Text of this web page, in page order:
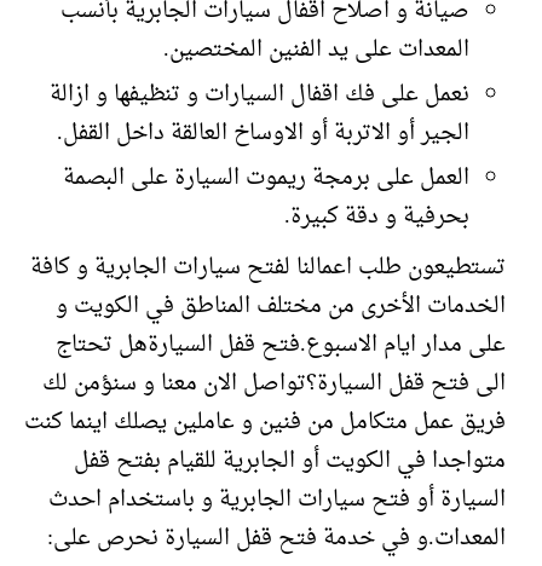
صيانة و اصلاح اقفال سيارات الجابرية بأنسب
المعدات على يد الفنين المختصين.
نعمل على فك اقفال السيارات و تنظيفها و ازالة
الجير أو الاتربة أو الاوساخ العالقة داخل القفل.
العمل على برمجة ريموت السيارة على البصمة
بحرفية و دقة كبيرة.
تستطيعون طلب اعمالنا لفتح سيارات الجابرية و كافة
الخدمات الأخرى من مختلف المناطق في الكويت و
على مدار ايام الاسبوع.فتح قفل السيارةهل تحتاج
الى فتح قفل السيارة؟تواصل الان معنا و سنؤمن لك
فريق عمل متكامل من فنين و عاملين يصلك اينما كنت
متواجدا في الكويت أو الجابرية للقيام بفتح قفل
السيارة أو فتح سيارات الجابرية و باستخدام احدث
المعدات.و في خدمة فتح قفل السيارة نحرص على: